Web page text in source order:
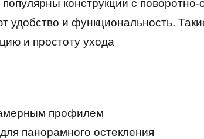
конструкции с поворотно-
удобство и функциональность.
и простоту ухода
профилем
панорамного остекления